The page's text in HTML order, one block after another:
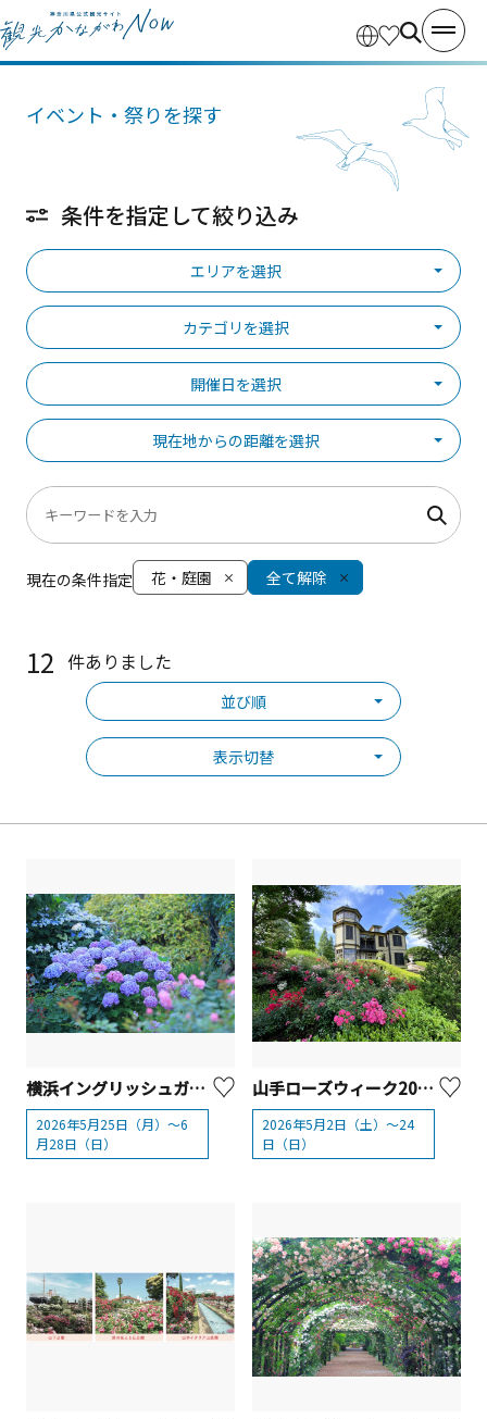
イベント・祭りを探す
条件を指定して絞り込み
エリアを選択
カテゴリを選択
開催日を選択
現在地からの距離を選択
現在の条件指定 花・庭園 全て解除
12 件ありました
並び順
表示切替
横浜イングリッシュガーデン 「アジサイ・フェスティバル」
2026年5月25日（月）～6
月28日（日）
山手ローズウィーク2026【横浜市】
2026年5月2日（土）～24
日（日）